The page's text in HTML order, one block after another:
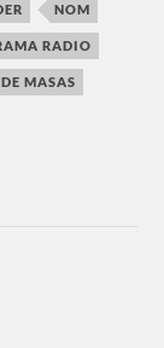
NOM
RADIO
MASAS